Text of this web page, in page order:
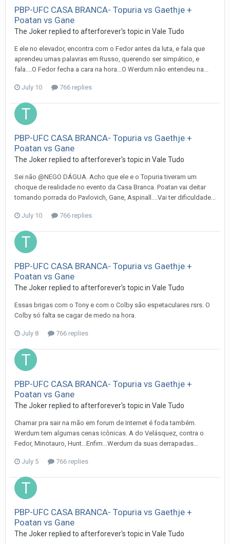
PBP-UFC CASA BRANCA- Topuria vs Gaethje +
Poatan vs Gane
The Jokerreplied to afterforever's topic in Vale Tudo
E ele no elevador, encontra com o Fedor antes da luta, e fala que
aprendeu umas palavras em Russo, querendo ser simpático, e
fala....O Fedor fecha a cara na hora...O Werdum não entendeu na...
July 10 766 replies
PBP-UFC CASA BRANCA- Topuria vs Gaethje +
Poatan vs Gane
The Jokerreplied to afterforever's topic in Vale Tudo
Sei não @NEGO DÁGUA. Acho que ele e o Topuria tiveram um
choque de realidade no evento da Casa Branca. Poatan vai deitar
tomando porrada do Pavlovich, Gane, Aspinall....Vai ter dificuldade...
July 10 766 replies
PBP-UFC CASA BRANCA- Topuria vs Gaethje +
Poatan vs Gane
The Jokerreplied to afterforever's topic in Vale Tudo
Essas brigas com o Tony e com o Colby são espetaculares rsrs. O
Colby só falta se cagar de medo na hora.
July 8 766 replies
PBP-UFC CASA BRANCA- Topuria vs Gaethje +
Poatan vs Gane
The Jokerreplied to afterforever's topic in Vale Tudo
Chamar pra sair na mão em forum de Internet é foda também.
Werdum tem algumas cenas icônicas. A do Velásquez, contra o
Fedor, Minotauro, Hunt...Enfim...Werdum da suas derrapadas...
July 5 766 replies
PBP-UFC CASA BRANCA- Topuria vs Gaethje +
Poatan vs Gane
The Jokerreplied to afterforever's topic in Vale Tudo